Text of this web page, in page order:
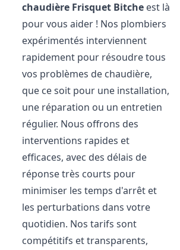
chaudière Frisquet Bitche est là
pour vous aider ! Nos plombiers
expérimentés interviennent
rapidement pour résoudre tous
vos problèmes de chaudière,
que ce soit pour une installation,
une réparation ou un entretien
régulier. Nous offrons des
interventions rapides et
efficaces, avec des délais de
réponse très courts pour
minimiser les temps d'arrêt et
les perturbations dans votre
quotidien. Nos tarifs sont
compétitifs et transparents,